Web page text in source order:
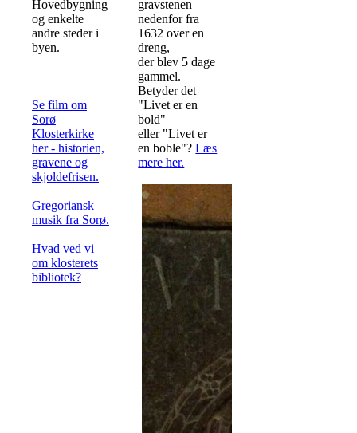
Hovedbygning
og enkelte
andre steder i
byen.
Se film om
Sorø
Klosterkirke
her - historien,
gravene og
skjoldefrisen.
Gregoriansk
musik fra Sorø.
Hvad ved vi
om klosterets
bibliotek?
gravstenen
nedenfor fra
1632 over en
dreng,
der blev 5 dage
gammel.
Betyder det
"Livet er en
bold"
eller "Livet er
en boble"?Læs
mere her.